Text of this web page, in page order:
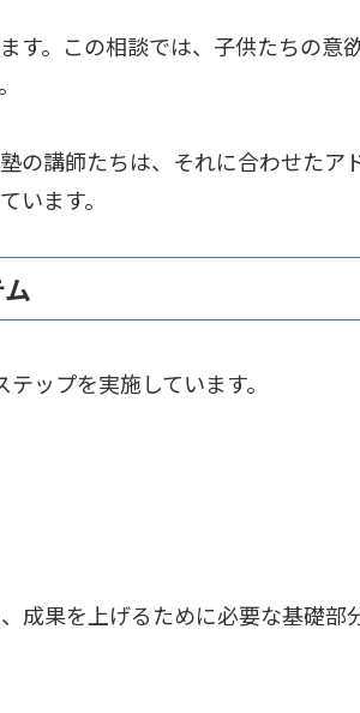
す。この相談では、子供たちの
の講師たちは、それに合わせた
います。
ップを実施しています。
成果を上げるために必要な基礎部